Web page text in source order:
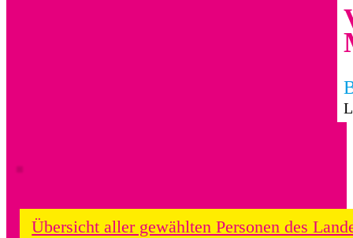
Übersicht aller gewählten Personen des